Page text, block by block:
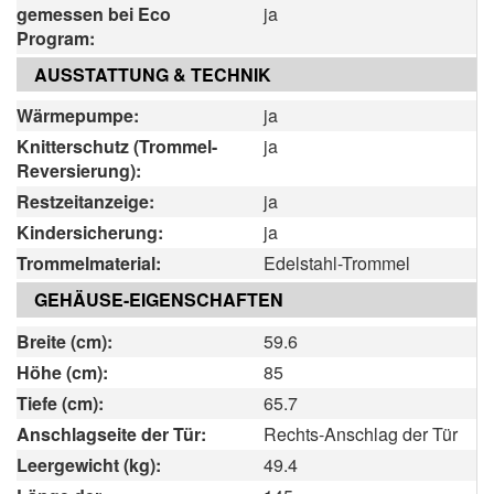
gemessen bei Eco
Program:
ja
AUSSTATTUNG & TECHNIK
Wärmepumpe:
ja
Knitterschutz (Trommel-
Reversierung):
ja
Restzeitanzeige:
ja
Kindersicherung:
ja
Trommelmaterial:
Edelstahl-Trommel
GEHÄUSE-EIGENSCHAFTEN
Breite (cm):
59.6
Höhe (cm):
85
Tiefe (cm):
65.7
Anschlagseite der Tür:
Rechts-Anschlag der Tür
Leergewicht (kg):
49.4